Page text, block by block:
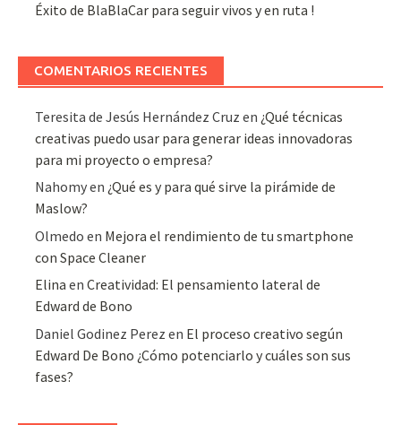
Éxito de BlaBlaCar para seguir vivos y en ruta !
COMENTARIOS RECIENTES
Teresita de Jesús Hernández Cruz en ¿Qué técnicas
creativas puedo usar para generar ideas innovadoras
para mi proyecto o empresa?
Nahomyen ¿Qué es y para qué sirve la pirámide de
Maslow?
Olmedo en Mejora el rendimiento de tu smartphone
con Space Cleaner
Elina enCreatividad: El pensamiento lateral de
Edward de Bono
Daniel Godinez Perez en El proceso creativo según
Edward De Bono ¿Cómo potenciarlo y cuáles son sus
fases?